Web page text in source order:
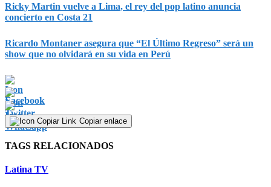
Ricky Martin vuelve a Lima, el rey del pop latino anuncia
concierto en Costa 21
Ricardo Montaner asegura que “El Último Regreso” será un
show que no olvidará en su vida en Perú
Copiar enlace
TAGS RELACIONADOS
Latina TV